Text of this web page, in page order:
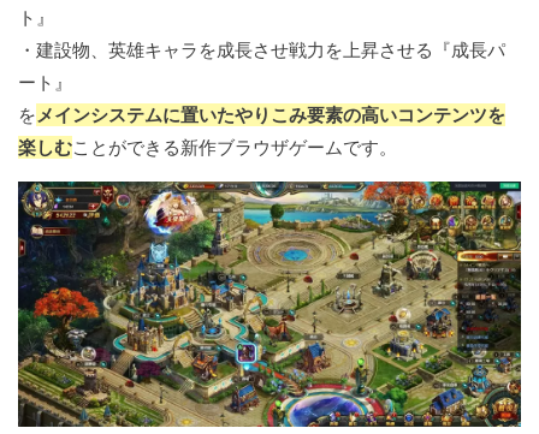
ト』
・建設物、英雄キャラを成長させ戦力を上昇させる『成長パ
ート』
をメインシステムに置いたやりこみ要素の高いコンテンツを
楽しむことができる新作ブラウザゲームです。